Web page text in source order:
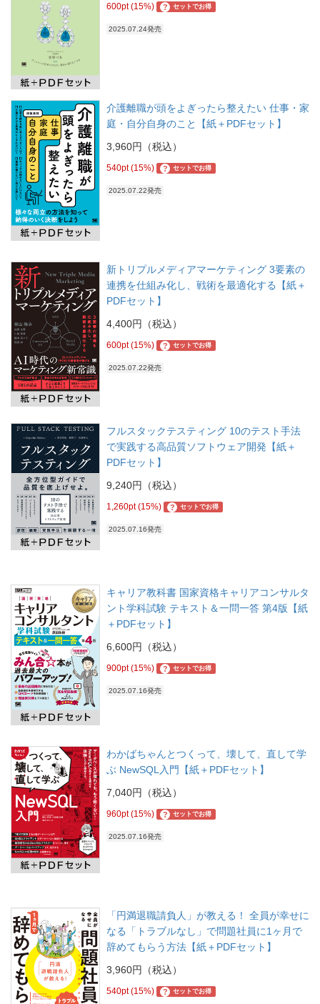
600pt (15%) ? セットでお得
2025.07.24発売
介護離職が頭をよぎったら整えたい 仕事・家
庭・自分自身のこと【紙＋PDFセット】
3,960円（税込）
540pt (15%) ? セットでお得
2025.07.22発売
新トリプルメディアマーケティング 3要素の
連携を仕組み化し、戦術を最適化する【紙＋
PDFセット】
4,400円（税込）
600pt (15%) ? セットでお得
2025.07.22発売
フルスタックテスティング 10のテスト手法
で実践する高品質ソフトウェア開発【紙＋
PDFセット】
9,240円（税込）
1,260pt (15%) ? セットでお得
2025.07.16発売
キャリア教科書 国家資格キャリアコンサルタ
ント学科試験 テキスト＆一問一答 第4版【紙
＋PDFセット】
6,600円（税込）
900pt (15%) ? セットでお得
2025.07.16発売
わかばちゃんとつくって、壊して、直して学
ぶ NewSQL入門【紙＋PDFセット】
7,040円（税込）
960pt (15%) ? セットでお得
2025.07.16発売
「円満退職請負人」が教える！ 全員が幸せに
なる「トラブルなし」で問題社員に1ヶ月で
辞めてもらう方法【紙＋PDFセット】
3,960円（税込）
540pt (15%) ? セットでお得